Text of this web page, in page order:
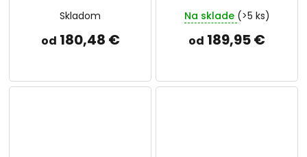
Skladom
od 180,48 €
Na sklade (>5 ks)
od 189,95 €